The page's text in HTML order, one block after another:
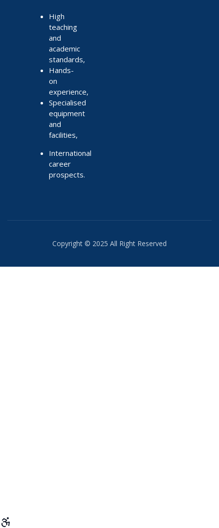
High
teaching
and
academic
standards,
Hands-
on
experience,
Specialised
equipment
and
facilities,
International
career
prospects.
Copyright © 2025 All Right Reserved